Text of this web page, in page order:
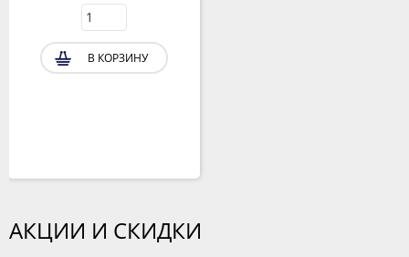
В КОРЗИНУ
АКЦИИ И СКИДКИ